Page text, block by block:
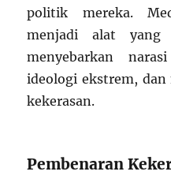
politik mereka.
menjadi alat yang
menyebarkan
ideologi ekstrem,
kekerasan.
Pembenaran